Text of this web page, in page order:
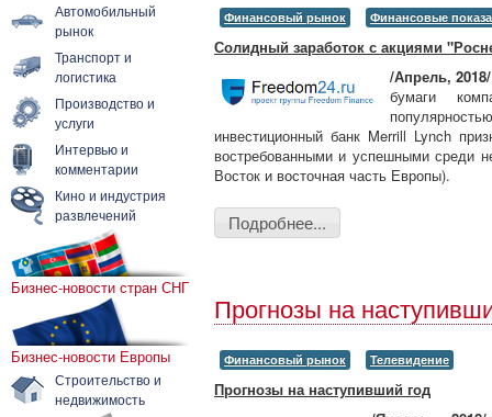
Автомобильный
рынок
Транспорт и
логистика
Производство и
услуги
Интервью и
комментарии
Кино и индустрия
развлечений
Бизнес-новости стран СНГ
Бизнес-новости Европы
Строительство и
недвижимость
Финансовый рынок Финансовые
Солидный заработок с акциями
/Апрель,
бумаги
инвестиционный банк Merrill Lynch
востребованными и успешными среди
Восток и восточная часть Европы).
Подробнее...
Прогнозы на
Финансовый рынок Телевидение
Прогнозы на наступивший год